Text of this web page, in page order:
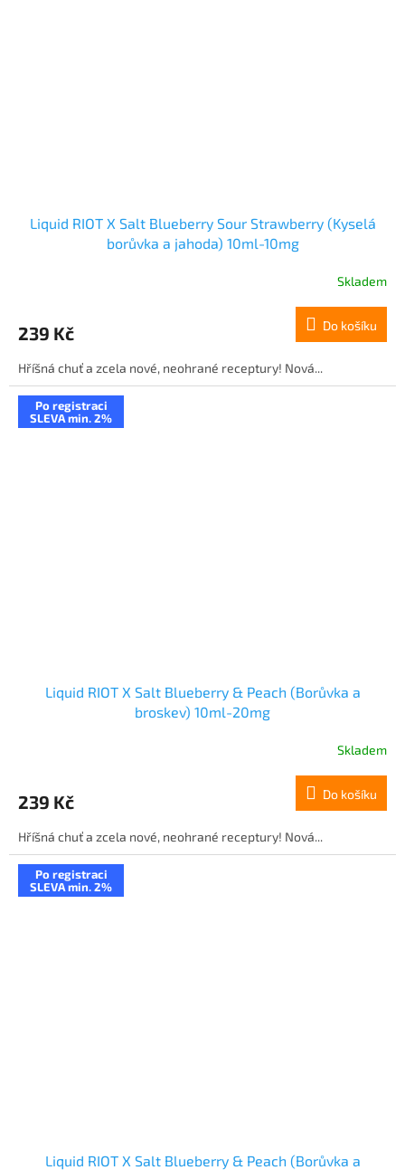
Liquid RIOT X Salt Blueberry Sour Strawberry (Kyselá
borůvka a jahoda) 10ml-10mg
Skladem
239 Kč Do košíku
Hříšná chuť a zcela nové, neohrané receptury! Nová...
Po registraci
SLEVA min. 2%
Liquid RIOT X Salt Blueberry & Peach (Borůvka a
broskev) 10ml-20mg
Skladem
239 Kč Do košíku
Hříšná chuť a zcela nové, neohrané receptury! Nová...
Po registraci
SLEVA min. 2%
Liquid RIOT X Salt Blueberry & Peach (Borůvka a